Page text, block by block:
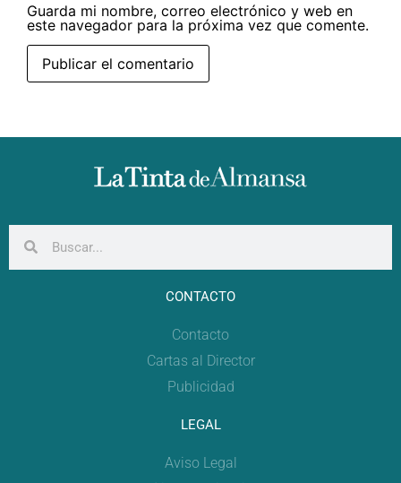
Guarda mi nombre, correo electrónico y web en
este navegador para la próxima vez que comente.
CONTACTO
Contacto
Cartas al Director
Publicidad
LEGAL
Aviso Legal